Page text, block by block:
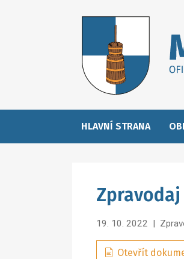
HLAVNÍ STRANA
Zpravodaj
19. 10. 2022 |
Otevřít